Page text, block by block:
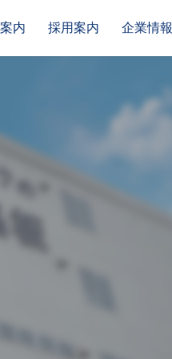
内 採用案内 企業情報